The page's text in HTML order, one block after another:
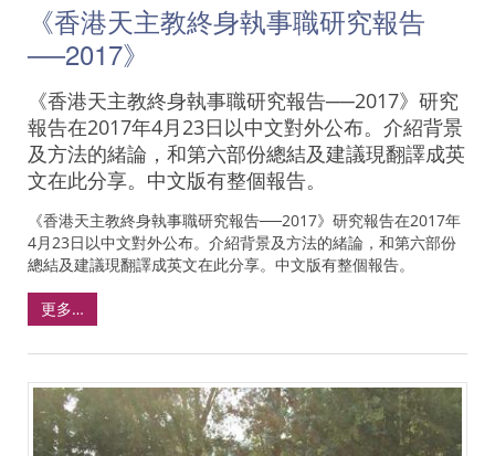
《香港天主教終身執事職研究報告
──2017》
《香港天主教終身執事職研究報告──2017》研究
報告在2017年4月23日以中文對外公布。介紹背景
及方法的緒論，和第六部份總結及建議現翻譯成英
文在此分享。中文版有整個報告。
《香港天主教終身執事職研究報告──2017》研究報告在2017年
4月23日以中文對外公布。介紹背景及方法的緒論，和第六部份
總結及建議現翻譯成英文在此分享。中文版有整個報告。
更多…